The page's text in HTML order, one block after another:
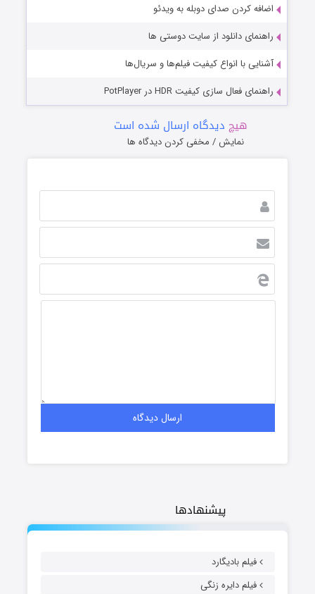
پیشنهادها
فیلم بادیگارد
فیلم دایره زنگی
اضافه کردن صدای دوبله به ویدئو
راهنمای دانلود از سایت دوستی ها
آشنایی با انواع کیفیت فیلم‌ها و سریال‌ها
راهنمای فعال سازی کیفیت HDR در PotPlayer
هیچ دیدگاه ارسال شده است
نمایش / مخفی کردن دیدگاه ها